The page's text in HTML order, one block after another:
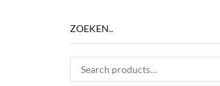
ZOEKEN..
Search for: